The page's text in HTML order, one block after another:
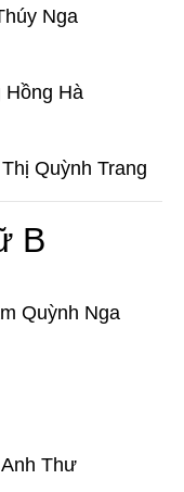
Nga
Hồng Hà
Quỳnh Trang
B
Quỳnh Nga
Thư